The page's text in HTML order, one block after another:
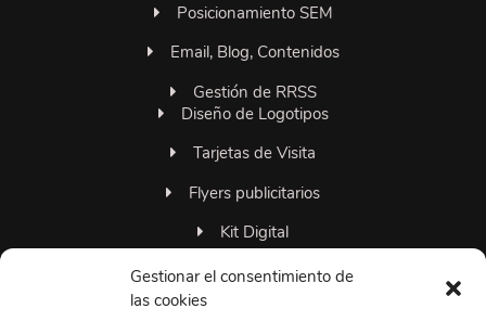
Gestionar el consentimiento de
las cookies
Posicionamiento SEM
Email, Blog, Contenidos
Gestión de RRSS
Diseño de Logotipos
Tarjetas de Visita
Flyers publicitarios
Kit Digital
Familia 306grados